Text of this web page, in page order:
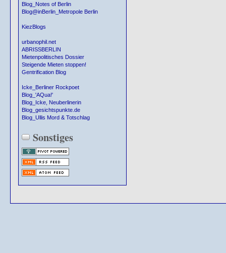
Blog_Notes of Berlin
Blog@inBerlin_Metropole Berlin
KiezBlogs
urbanophil.net
ABRISSBERLIN
Mietenpolitisches Dossier
Steigende Mieten stoppen!
Gentrification Blog
Icke_Berliner Rockpoet
Blog_'AQua!'
Blog_Icke, Neuberlinerin
Blog_gesichtspunkte.de
Blog_Ullis Mord & Totschlag
Sonstiges